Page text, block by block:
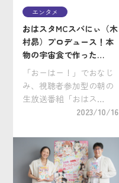
エンタメ
おはスタMCスバにぃ（木
村昴）プロデュース！本
物の宇宙食で作った
OHA！STAR丼がインタ
ーネット通販で登場！
「おーはー！」でおなじ
み、視聴者参加型の朝の
生放送番組「おはス
タ」。学校ではやってい
ム、ホビー、アニメとい
った最新情報を発信する
だけじゃなく小学生から
の疑問や質問に答えるコ
2023/10/16